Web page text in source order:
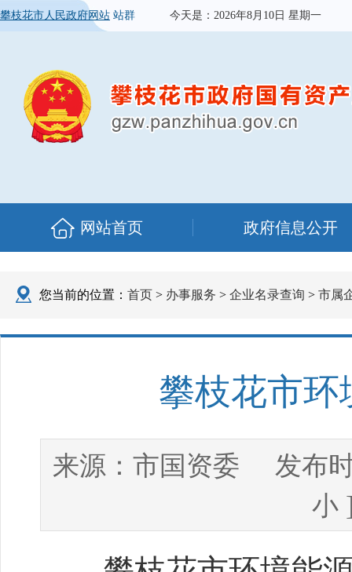
攀枝花市人民政府网站 站群 今天是： 2026年8月10日 星期一
网站首页 政府信息公开
您当前的位置： 首页 > 办事服务 > 企业名录查询 > 市属
攀枝花市环
来源： 市国资委 发布
小